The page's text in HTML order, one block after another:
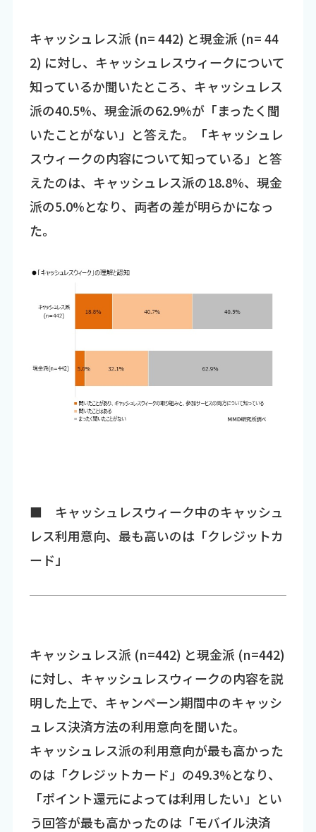
キャッシュレス派 (n= 442) と現金派 (n= 44
2) に対し、キャッシュレスウィークについて
知っているか聞いたところ、キャッシュレス
派の40.5%、現金派の62.9%が「まったく聞
いたことがない」と答えた。「キャッシュレ
スウィークの内容について知っている」と答
えたのは、キャッシュレス派の18.8%、現金
派の5.0%となり、両者の差が明らかになっ
た。
■ キャッシュレスウィーク中のキャッシュ
レス利用意向、最も高いのは「クレジットカ
ード」
キャッシュレス派 (n=442) と現金派 (n=442)
に対し、キャッシュレスウィークの内容を説
明した上で、キャンペーン期間中のキャッシ
ュレス決済方法の利用意向を聞いた。
キャッシュレス派の利用意向が最も高かった
のは「クレジットカード」の49.3%となり、
「ポイント還元によっては利用したい」とい
う回答が最も高かったのは「モバイル決済